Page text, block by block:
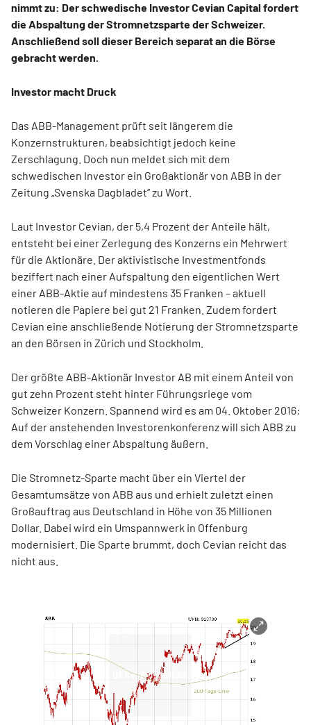
nimmt zu: Der schwedische Investor Cevian Capital fordert
die Abspaltung der Stromnetzsparte der Schweizer.
Anschließend soll dieser Bereich separat an die Börse
gebracht werden.
Investor macht Druck
Das ABB-Management prüft seit längerem die
Konzernstrukturen, beabsichtigt jedoch keine
Zerschlagung. Doch nun meldet sich mit dem
schwedischen Investor ein Großaktionär von ABB in der
Zeitung „Svenska Dagbladet“ zu Wort.
Laut Investor Cevian, der 5,4 Prozent der Anteile hält,
entsteht bei einer Zerlegung des Konzerns ein Mehrwert
für die Aktionäre. Der aktivistische Investmentfonds
beziffert nach einer Aufspaltung den eigentlichen Wert
einer ABB-Aktie auf mindestens 35 Franken – aktuell
notieren die Papiere bei gut 21 Franken. Zudem fordert
Cevian eine anschließende Notierung der Stromnetzsparte
an den Börsen in Zürich und Stockholm.
Der größte ABB-Aktionär Investor AB mit einem Anteil von
gut zehn Prozent steht hinter Führungsriege vom
Schweizer Konzern. Spannend wird es am 04. Oktober 2016:
Auf der anstehenden Investorenkonferenz will sich ABB zu
dem Vorschlag einer Abspaltung äußern.
Die Stromnetz-Sparte macht über ein Viertel der
Gesamtumsätze von ABB aus und erhielt zuletzt einen
Großauftrag aus Deutschland in Höhe von 35 Millionen
Dollar. Dabei wird ein Umspannwerk in Offenburg
modernisiert. Die Sparte brummt, doch Cevian reicht das
nicht aus.